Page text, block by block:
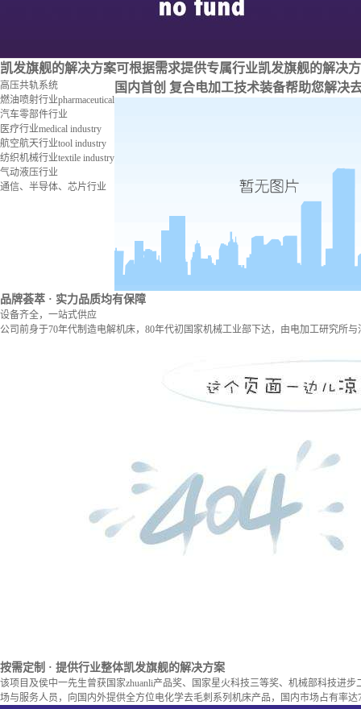
凯发旗舰的解决方案可根据需求提供专属行业凯发旗舰的解决
高压共轨系统
燃油喷射行业pharmaceutical
汽车零部件行业
医疗行业medical industry
航空航天行业tool industry
纺织机械行业textile industry
气动液压行业
通信、半导体、芯片行业
国内首创 复合电加工技术装备帮助您解决
品牌荟萃 · 实力品质均有保障
设备齐全，一站式供应
公司前身于70年代制造电解机床，80年代初国家机械工业部下达，由电加工研究所
按需定制 · 提供行业整体凯发旗舰的解决方案
该项目及侯中一先生曾获国家zhuanli产品奖、国家星火科技三等奖、机械部科技进
场与服务人员，向国内外提供全方位电化学去毛刺系列机床产品，国内市场占有率达